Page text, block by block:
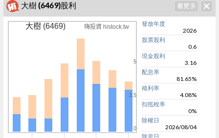
大樹 (6469)股利
大樹 (6469) 嗨投資 histock.tw
0
2.5
5
發放年度
2026
股票股利
0.6
現金股利
3.16
配息率
81.65%
殖利率
4.08%
扣抵稅率
0%
除權日
2026/08/04
除息日